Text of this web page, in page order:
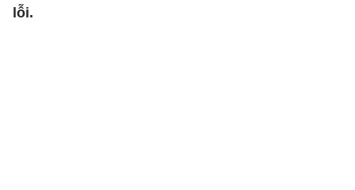
lỗi.